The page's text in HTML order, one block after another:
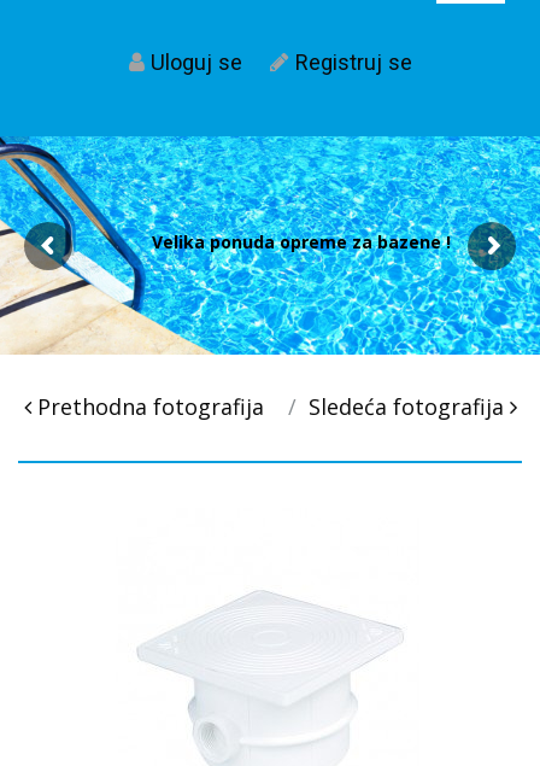
Uloguj se Registruj se
Velika ponuda opreme za bazene !
Post
Prethodna fotografija Sledeća fotografija